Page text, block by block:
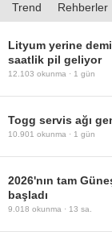
Trend Rehberler
Lityum yerine
saatlik pil geliyor
12.103 okunma · 1 gün
Togg servis ağı
10.901 okunma · 1 gün
2026'nın tam
başladı
9.018 okunma · 13 sa.